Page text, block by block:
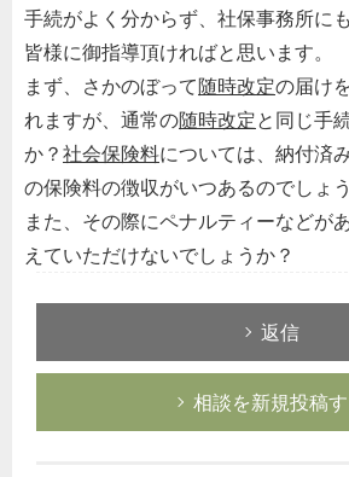
手続がよく分からず、社保事務所に
皆様に御指導頂ければと思います。
まず、さかのぼって随時改定の届け
れますが、通常の随時改定と同じ手
か？ 社会保険料については、納付済
の保険料の徴収がいつあるのでしょ
また、その際にペナルティーなどが
えていただけないでしょうか？
返信
相談を新規投稿